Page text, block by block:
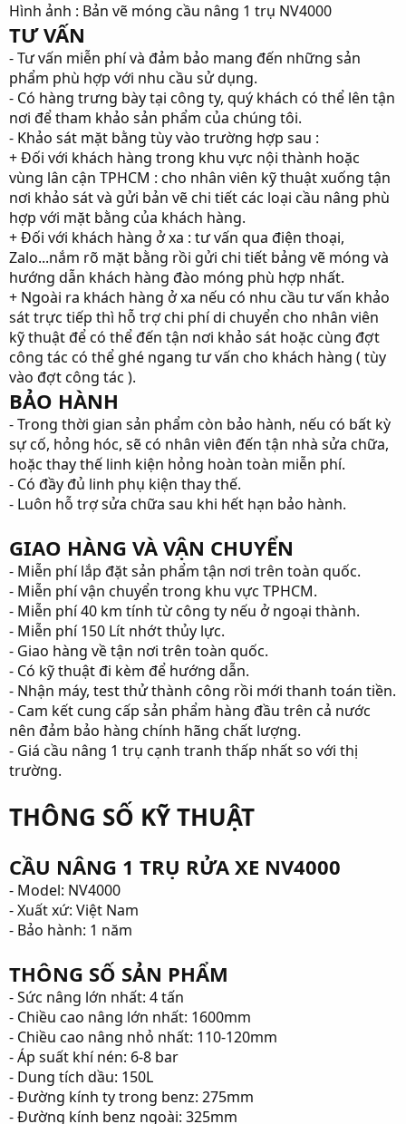
Hình ảnh : Bản vẽ móng cầu nâng 1 trụ NV4000
TƯ VẤN
- Tư vấn miễn phí và đảm bảo mang đến những sản
phẩm phù hợp với nhu cầu sử dụng.
- Có hàng trưng bày tại công ty, quý khách có thể lên tận
nơi để tham khảo sản phẩm của chúng tôi.
- Khảo sát mặt bằng tùy vào trường hợp sau :
+ Đối với khách hàng trong khu vực nội thành hoặc
vùng lân cận TPHCM : cho nhân viên kỹ thuật xuống tận
nơi khảo sát và gửi bản vẽ chi tiết các loại cầu nâng phù
hợp với mặt bằng của khách hàng.
+ Đối với khách hàng ở xa : tư vấn qua điện thoại,
Zalo...nắm rõ mặt bằng rồi gửi chi tiết bảng vẽ móng và
hướng dẫn khách hàng đào móng phù hợp nhất.
+ Ngoài ra khách hàng ở xa nếu có nhu cầu tư vấn khảo
sát trực tiếp thì hỗ trợ chi phí di chuyển cho nhân viên
kỹ thuật để có thể đến tận nơi khảo sát hoặc cùng đợt
công tác có thể ghé ngang tư vấn cho khách hàng ( tùy
vào đợt công tác ).
BẢO HÀNH
- Trong thời gian sản phẩm còn bảo hành, nếu có bất kỳ
sự cố, hỏng hóc, sẽ có nhân viên đến tận nhà sửa chữa,
hoặc thay thế linh kiện hỏng hoàn toàn miễn phí.
- Có đầy đủ linh phụ kiện thay thế.
- Luôn hỗ trợ sửa chữa sau khi hết hạn bảo hành.
GIAO HÀNG VÀ VẬN CHUYỂN
- Miễn phí lắp đặt sản phẩm tận nơi trên toàn quốc.
- Miễn phí vận chuyển trong khu vực TPHCM.
- Miễn phí 40 km tính từ công ty nếu ở ngoại thành.
- Miễn phí 150 Lít nhớt thủy lực.
- Giao hàng về tận nơi trên toàn quốc.
- Có kỹ thuật đi kèm để hướng dẫn.
- Nhận máy, test thử thành công rồi mới thanh toán tiền.
- Cam kết cung cấp sản phẩm hàng đầu trên cả nước
nên đảm bảo hàng chính hãng chất lượng.
- Giá cầu nâng 1 trụ cạnh tranh thấp nhất so với thị
trường.
THÔNG SỐ KỸ THUẬT
CẦU NÂNG 1 TRỤ RỬA XE NV4000
- Model: NV4000
- Xuất xứ: Việt Nam
- Bảo hành: 1 năm
THÔNG SỐ SẢN PHẨM
- Sức nâng lớn nhất: 4 tấn
- Chiều cao nâng lớn nhất: 1600mm
- Chiều cao nâng nhỏ nhất: 110-120mm
- Áp suất khí nén: 6-8 bar
- Dung tích dầu: 150L
- Đường kính ty trong benz: 275mm
- Đường kính benz ngoài: 325mm